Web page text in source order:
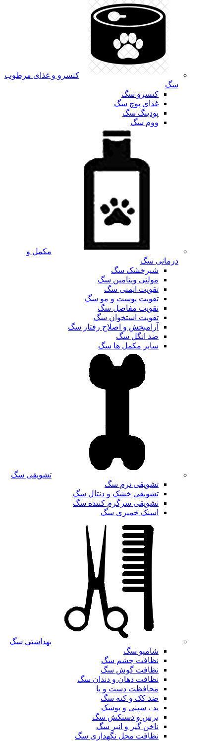
کنسرو و غذای مرطوب
سگ
کنسرو سگ
غذای پوچ سگ
پودینگ سگ
ووم سگ
مکمل و
درمانی سگ
شیرخشک سگ
مولتی ویتامین سگ
تقویت ایمنی سگ
تقویت پوست و مو سگ
تقویت مفاصل سگ
تقویت استخوان سگ
آرامبخش و اصلاح رفتار سگ
ضد انگل سگ
سایر مکمل ها سگ
تشویقی سگ
تشویقی نرم سگ
تشویقی خشک و دنتال سگ
تشویقی سرگرم کننده سگ
اسنک خمیری سگ
بهداشتی سگ
شامپو سگ
نظافت چشم سگ
نظافت گوش سگ
نظافت دهان و دندان سگ
محافظت دست و پا
ضد کک و کنه سگ
پد ، سینی و پوشک
برس و دستکش سگ
ناخن گیر و انبر سگ
نظافت محل نگهداری سگ